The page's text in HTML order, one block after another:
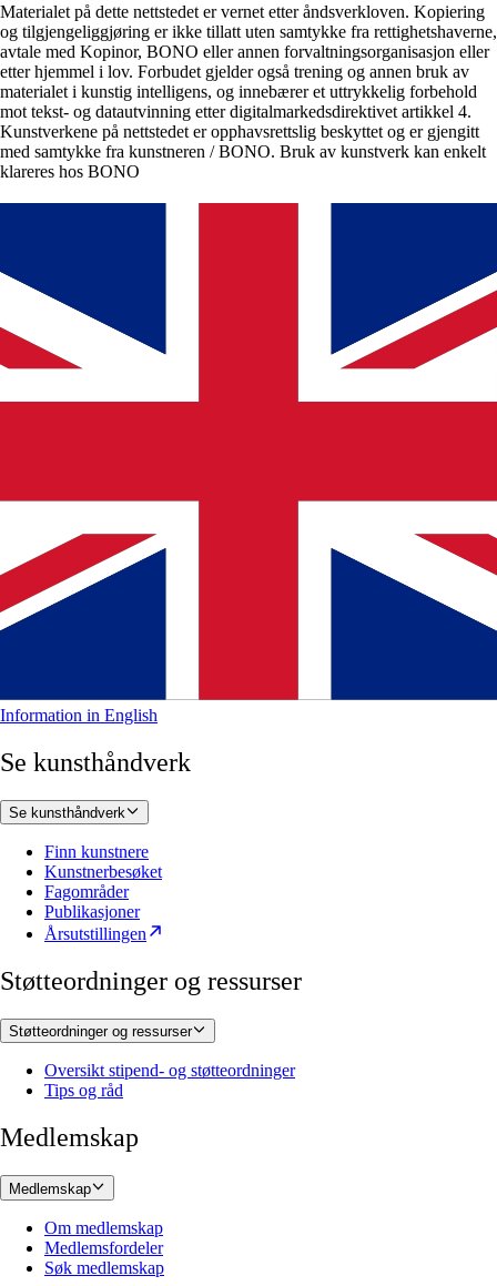
Materialet på dette nettstedet er vernet etter åndsverkloven. Kopiering
og tilgjengeliggjøring er ikke tillatt uten samtykke fra rettighetshaverne,
avtale med Kopinor, BONO eller annen forvaltningsorganisasjon eller
etter hjemmel i lov. Forbudet gjelder også trening og annen bruk av
materialet i kunstig intelligens, og innebærer et uttrykkelig forbehold
mot tekst- og datautvinning etter digitalmarkedsdirektivet artikkel 4.
Kunstverkene på nettstedet er opphavsrettslig beskyttet og er gjengitt
med samtykke fra kunstneren / BONO. Bruk av kunstverk kan enkelt
klareres hos BONO
Information in English
Se kunsthåndverk
Se kunsthåndverk
Finn kunstnere
Kunstnerbesøket
Fagområder
Publikasjoner
Årsutstillingen
Støtteordninger og ressurser
Støtteordninger og ressurser
Oversikt stipend- og støtteordninger
Tips og råd
Medlemskap
Medlemskap
Om medlemskap
Medlemsfordeler
Søk medlemskap